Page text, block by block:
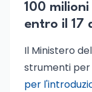
100
entro il 17
Il Ministero
strumenti per
per